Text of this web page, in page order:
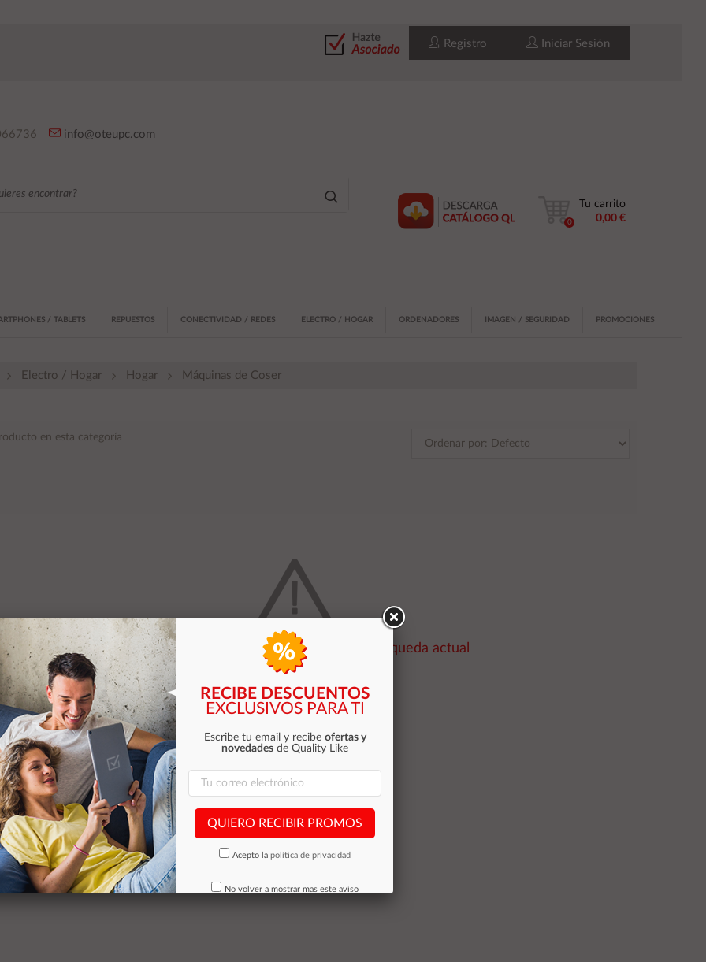
Registro Iniciar Sesión
info@oteupc.com
Tu carrito
0,00 €
0
/ TABLETS REPUESTOS CONECTIVIDAD / REDES ELECTRO / HOGAR ORDENADORES IMAGEN / SEGURIDAD PROMOCIONES
Electro / Hogar Hogar Máquinas de Coser
en esta categoría
No hay productos que coincidan con la búsqueda actual
VOLVER A LA TIENDA
RECIBE DESCUENTOS
EXCLUSIVOS PARA TI
Escribe tu email y recibe ofertas y
novedades de Quality Like
QUIERO RECIBIR PROMOS
Acepto la política de privacidad
No volver a mostrar mas este aviso